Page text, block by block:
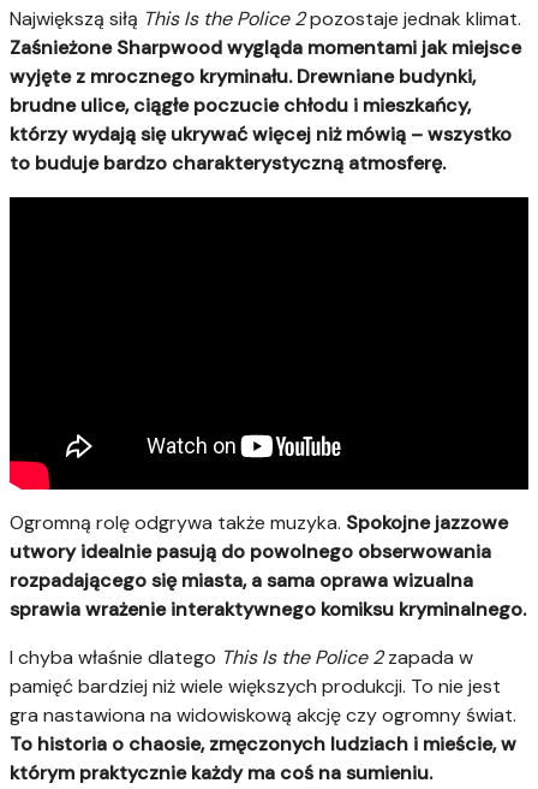
Największą siłą This Is the Police 2pozostaje jednak klimat.
Zaśnieżone Sharpwood wygląda momentami jak miejsce
wyjęte z mrocznego kryminału. Drewniane budynki,
brudne ulice, ciągłe poczucie chłodu i mieszkańcy,
którzy wydają się ukrywać więcej niż mówią – wszystko
to buduje bardzo charakterystyczną atmosferę.
Ogromną rolę odgrywa także muzyka. Spokojne jazzowe
utwory idealnie pasują do powolnego obserwowania
rozpadającego się miasta, a sama oprawa wizualna
sprawia wrażenie interaktywnego komiksu kryminalnego.
I chyba właśnie dlatego This Is the Police 2zapada w
pamięć bardziej niż wiele większych produkcji. To nie jest
gra nastawiona na widowiskową akcję czy ogromny świat.
To historia o chaosie, zmęczonych ludziach i mieście, w
którym praktycznie każdy ma coś na sumieniu.